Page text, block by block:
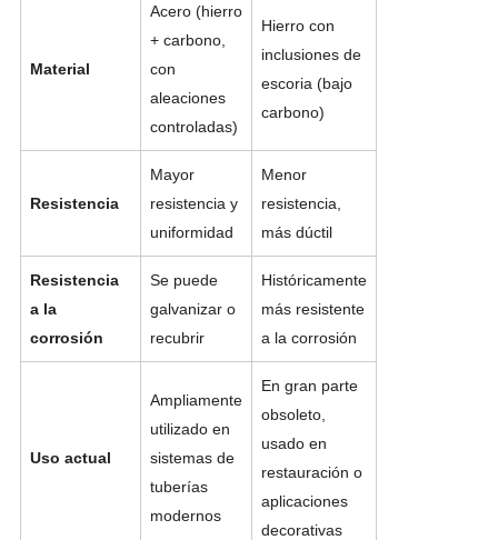
Material
Acero (hierro
+ carbono,
con
aleaciones
controladas)
Hierro con
inclusiones de
escoria (bajo
carbono)
Resistencia
Mayor
resistencia y
uniformidad
Menor
resistencia,
más dúctil
Resistencia
a la
corrosión
Se puede
galvanizar o
recubrir
Históricamente
más resistente
a la corrosión
Uso actual
Ampliamente
utilizado en
sistemas de
tuberías
modernos
En gran parte
obsoleto,
usado en
restauración o
aplicaciones
decorativas